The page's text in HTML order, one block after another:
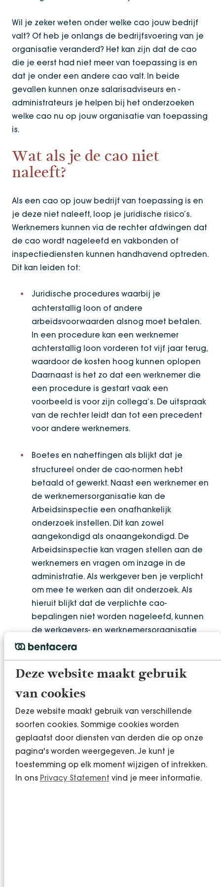
Deze website maakt gebruik
van cookies
Deze website maakt gebruik van verschillende
soorten cookies. Sommige cookies worden
geplaatst door diensten van derden die op onze
pagina's worden weergegeven. Je kunt je
toestemming op elk moment wijzigen of intrekken.
In ons Privacy Statement vind je meer informatie.
Wil je zeker weten onder welke cao jouw bedrijf
valt? Of heb je onlangs de bedrijfsvoering van je
organisatie veranderd? Het kan zijn dat de cao
die je eerst had niet meer van toepassing is en
dat je onder een andere cao valt. In beide
gevallen kunnen onze salarisadviseurs en -
administrateurs je helpen bij het onderzoeken
welke cao nu op jouw organisatie van toepassing
is.
Wat als je de cao niet
naleeft?
Als een cao op jouw bedrijf van toepassing is en
je deze niet naleeft, loop je juridische risico’s.
Werknemers kunnen via de rechter afdwingen dat
de cao wordt nageleefd en vakbonden of
inspectiediensten kunnen handhavend optreden.
Dit kan leiden tot:
Juridische procedures waarbij je
achterstallig loon of andere
arbeidsvoorwaarden alsnog moet betalen.
In een procedure kan een werknemer
achterstallig loon vorderen tot vijf jaar terug,
waardoor de kosten hoog kunnen oplopen
Daarnaast is het zo dat een werknemer die
een procedure is gestart vaak een
voorbeeld is voor zijn collega’s. De uitspraak
van de rechter leidt dan tot een precedent
voor andere werknemers.
Boetes en naheffingen als blijkt dat je
structureel onder de cao-normen hebt
betaald of gewerkt. Naast een werknemer en
de werknemersorganisatie kan de
Arbeidsinspectie een onafhankelijk
onderzoek instellen. Dit kan zowel
aangekondigd als onaangekondigd. De
Arbeidsinspectie kan vragen stellen aan de
werknemers en vragen om inzage in de
administratie. Als werkgever ben je verplicht
om mee te werken aan dit onderzoek. Als
hieruit blijkt dat de verplichte cao-
bepalingen niet worden nageleefd, kunnen
de werkgevers- en werknemersorganisatie
vervolgens actie ondernemen.
Schade aan je reputatie als werknemers of
vakbonden melding maken van misstanden.
In de huidige arbeidsmarkt is de
concurrentie groot en het is dan ook
essentieel om je als werkgever te
onderscheiden. Je wil als werkgever niet
bekend komen te staan als een organisatie
die zich niet aan de regels houdt.